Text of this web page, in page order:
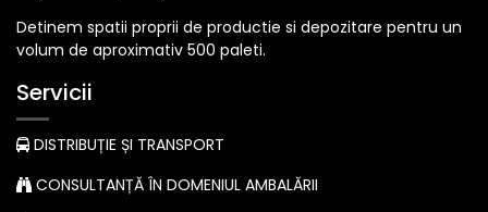
Detinem spatii proprii de productie si depozitare pentru un
volum de aproximativ 500 paleti.
Servicii
DISTRIBUȚIE ȘI TRANSPORT
CONSULTANȚĂ ÎN DOMENIUL AMBALĂRII